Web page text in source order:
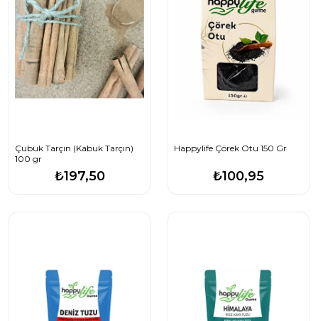
Çubuk Tarçın (Kabuk Tarçın)
100 gr
₺197,50
Happylife Çörek Otu 150 Gr
₺100,95